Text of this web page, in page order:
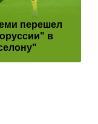
перешел
в